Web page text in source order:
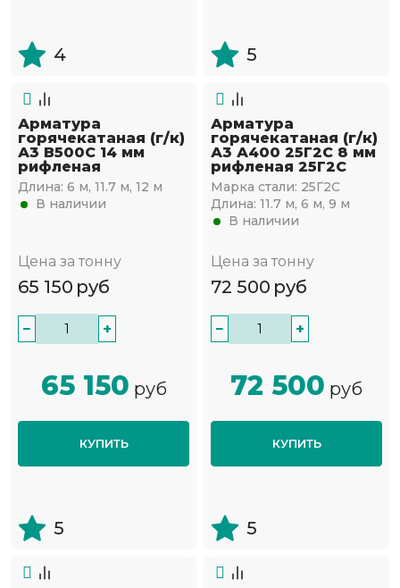
4 5
Арматура
горячекатаная (г/к)
А3 В500С 14 мм
рифленая
Длина: 6 м, 11.7 м, 12 м
В наличии
Цена за тонну
65 150 руб
− +
65 150 руб
КУПИТЬ
5
Арматура
горячекатаная (г/к)
А3 А400 25Г2С 8 мм
рифленая 25Г2С
Марка стали: 25Г2С
Длина: 11.7 м, 6 м, 9 м
В наличии
Цена за тонну
72 500 руб
− +
72 500 руб
КУПИТЬ
5